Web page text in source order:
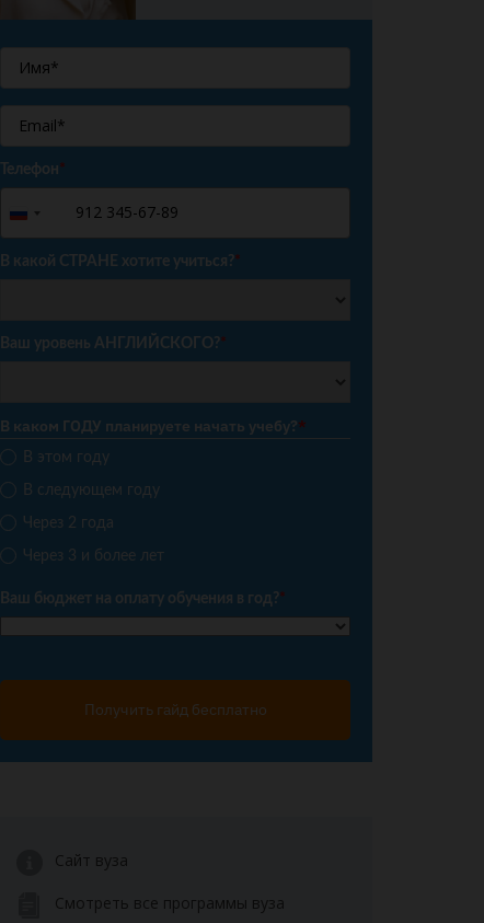
Телефон*
Russia
+7
В какой СТРАНЕ хотите учиться?*
Ваш уровень АНГЛИЙСКОГО?*
В каком ГОДУ планируете начать учебу?*
В этом году
В следующем году
Через 2 года
Через 3 и более лет
Ваш бюджет на оплату обучения в год?*
Получить гайд бесплатно
Сайт вуза
Смотреть все программы вуза